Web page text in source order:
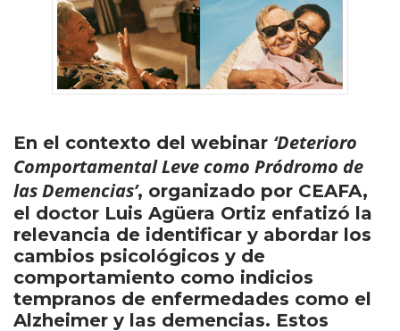
En el contexto del webinar ‘Deterioro
Comportamental Leve como Pródromo de
las Demencias’, organizado por CEAFA,
el doctor Luis Agüera Ortiz enfatizó la
relevancia de identificar y abordar los
cambios psicológicos y de
comportamiento como indicios
tempranos de enfermedades como el
Alzheimer y las demencias. Estos